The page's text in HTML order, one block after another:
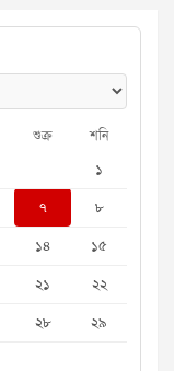
শুক্র শনি
১
৭
৮
১৪
১৫
২১
২২
২৮
২৯